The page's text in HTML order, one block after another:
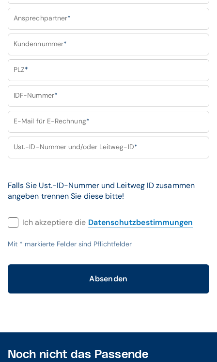
Ansprechpartner*
Kundennummer*
PLZ*
IDF-Nummer*
E-Mail für E-Rechnung*
Ust.-ID-Nummer und/oder Leitweg-ID*
Falls Sie Ust.-ID-Nummer und Leitweg ID zusammen
angeben trennen Sie diese bitte!
Ich akzeptiere die Datenschutzbestimmungen
Mit * markierte Felder sind Pflichtfelder
Absenden
Noch nicht das Passende